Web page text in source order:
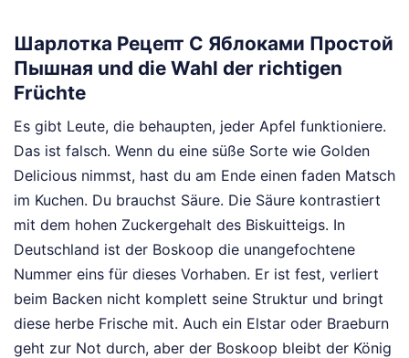
Шарлотка Рецепт С Яблоками Простой
Пышная und die Wahl der richtigen
Früchte
Es gibt Leute, die behaupten, jeder Apfel funktioniere.
Das ist falsch. Wenn du eine süße Sorte wie Golden
Delicious nimmst, hast du am Ende einen faden Matsch
im Kuchen. Du brauchst Säure. Die Säure kontrastiert
mit dem hohen Zuckergehalt des Biskuitteigs. In
Deutschland ist der Boskoop die unangefochtene
Nummer eins für dieses Vorhaben. Er ist fest, verliert
beim Backen nicht komplett seine Struktur und bringt
diese herbe Frische mit. Auch ein Elstar oder Braeburn
geht zur Not durch, aber der Boskoop bleibt der König